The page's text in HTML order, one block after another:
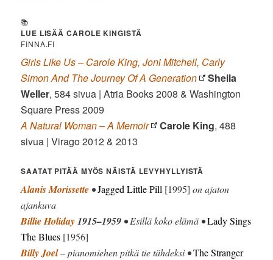
📚
LUE LISÄÄ CAROLE KINGISTÄ
FINNA.FI
Girls Like Us – Carole King, Joni Mitchell, Carly
Simon And The Journey Of A Generation
Sheila
Weller, 584 sivua | Atria Books 2008 & Washington
Square Press 2009
A Natural Woman – A Memoir
Carole King, 488
sivua | Virago 2012 & 2013
SAATAT PITÄÄ MYÖS NÄISTÄ LEVYHYLLYISTÄ
Alanis Morissette •Jagged Little Pill [1995] on ajaton
ajankuva
Billie Holiday1915–1959 • Esillä koko elämä •Lady Sings
The Blues [1956]
Billy Joel– pianomiehen pitkä tie tähdeksi •The Stranger